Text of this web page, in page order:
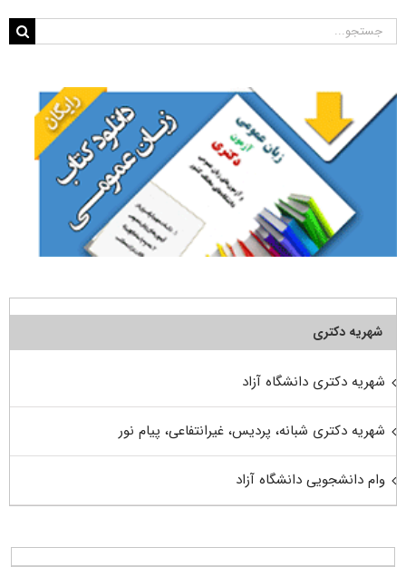
جستجو
شهریه دکتری
شهریه دکتری دانشگاه آزاد
شهریه دکتری شبانه، پردیس، غیرانتفاعی، پیام نور
وام دانشجویی دانشگاه آزاد